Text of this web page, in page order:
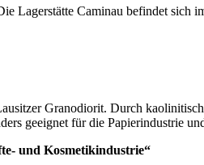
Lagerstätte Caminau befindet sich
Granodiorit. Durch
geeignet für die Papierindustrie
und Kosmetikindustrie“